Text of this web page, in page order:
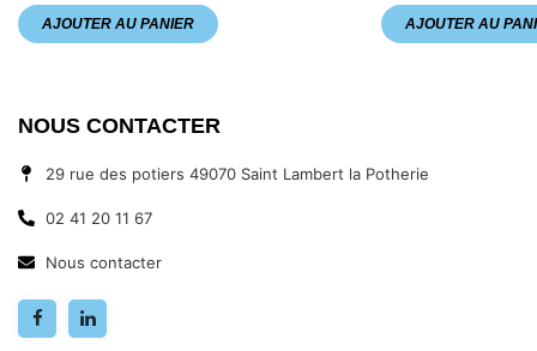
AJOUTER AU PANIER AJOUTER AU
NOUS CONTACTER
29 rue des potiers 49070 Saint Lambert la Potherie
02 41 20 11 67
Nous contacter